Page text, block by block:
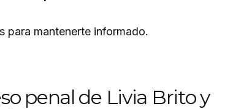
para mantenerte informado.
penal de Livia Brito y